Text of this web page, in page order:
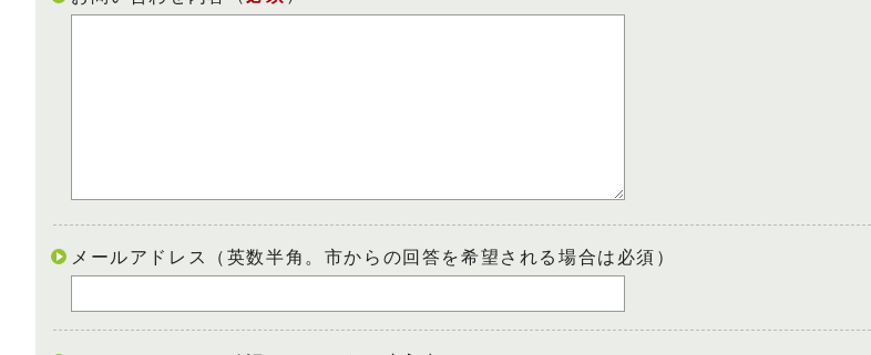
メールアドレス（英数半角。市からの回答を希望される場合は必須）